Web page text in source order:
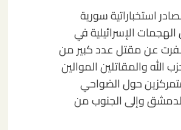
استخباراتية سورية
الهجمات الإسرائيلية في
عن مقتل عدد كبير من
الله والمقاتلين الموالين
حول الضواحي
لدمشق وإلى الجنوب من